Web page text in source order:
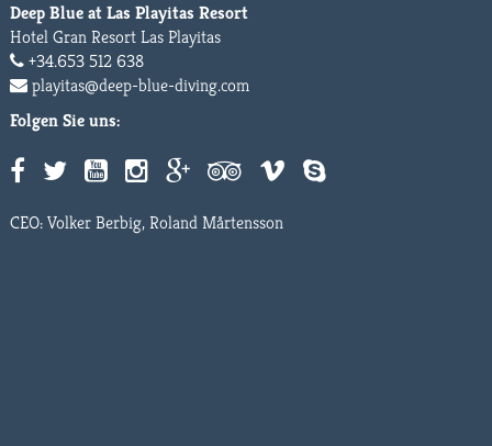
Deep Blue at Las Playitas Resort
Hotel Gran Resort Las Playitas
+34.653 512 638
playitas@deep-blue-diving.com
Folgen Sie uns:
CEO: Volker Berbig, Roland Mårtensson